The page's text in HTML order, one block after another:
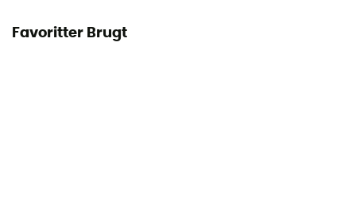
Favoritter Brugt